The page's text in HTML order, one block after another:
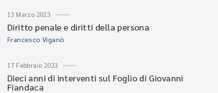
13 Marzo 2023
Diritto penale e diritti della persona
Francesco Viganò
17 Febbraio 2023
Dieci anni di interventi sul Foglio di Giovanni
Fiandaca